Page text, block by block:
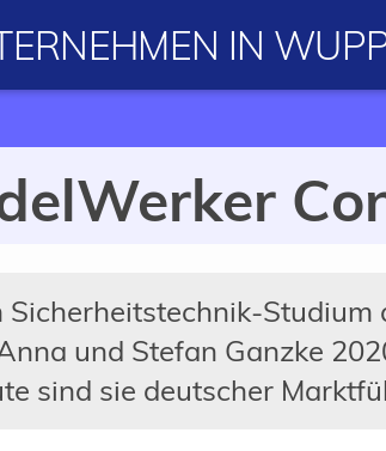
IN
Sicherheitstechnik-
und Stefan Ganzke
sind sie deutscher